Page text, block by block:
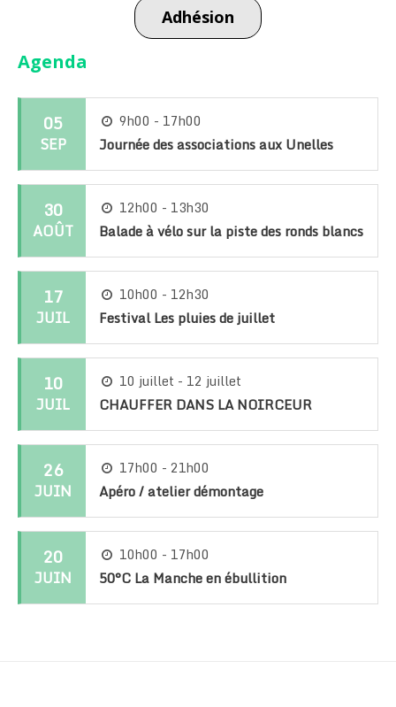
Adhésion
Agenda
05
SEP
9h00 - 17h00
Journée des associations aux Unelles
30
AOÛT
12h00 - 13h30
Balade à vélo sur la piste des ronds blancs
17
JUIL
10h00 - 12h30
Festival Les pluies de juillet
10
JUIL
10 juillet - 12 juillet
CHAUFFER DANS LA NOIRCEUR
26
JUIN
17h00 - 21h00
Apéro / atelier démontage
20
JUIN
10h00 - 17h00
50°C La Manche en ébullition